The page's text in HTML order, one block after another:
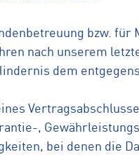
bzw.
nach unserem
dem
,
bei denen die